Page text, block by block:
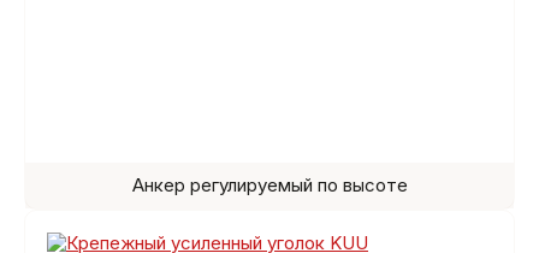
Анкер регулируемый по высоте